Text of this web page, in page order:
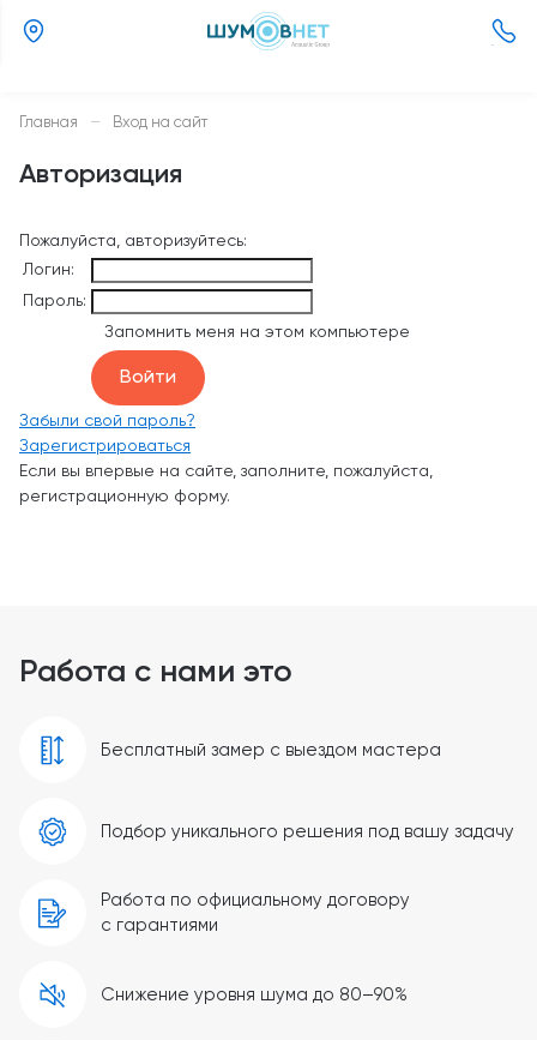
Главная — Вход на сайт
Авторизация
Пожалуйста, авторизуйтесь:
Логин:
Пароль:
Запомнить меня на этом компьютере
Забыли свой пароль?
Зарегистрироваться
Если вы впервые на сайте, заполните, пожалуйста,
регистрационную форму.
Работа с нами это
Бесплатный замер с выездом мастера
Подбор уникального решения под вашу задачу
Работа по официальному договору
с гарантиями
Снижение уровня шума до 80–90%